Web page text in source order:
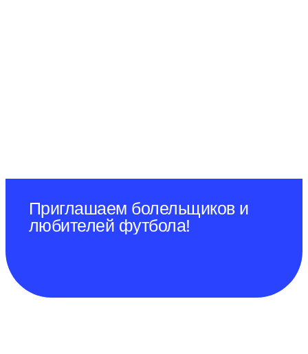
Приглашаем болельщиков и
любителей футбола!